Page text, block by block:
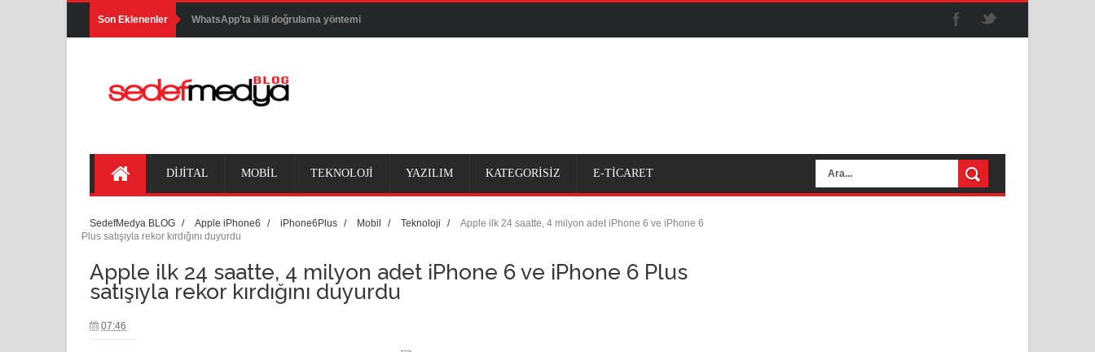
Son Eklenenler WhatsApp'ta ikili doğrulama yöntemi
İnstagram'da bir yeni özellik daha
WhatsApp'ta şifre dönemi başlıyor
Google'dan WhatsApp'ın pabucunu dama atacak uygulama!
Twitter kendisini yeniliyor
Snapchat'ın özelliği artık Instagram'da da var
DİJİTAL MOBİL TEKNOLOJİ YAZILIM KATEGORİSİZ E-TİCARET
SedefMedya BLOG / Apple iPhone6 / iPhone6Plus / Mobil / Teknoloji /
Apple ilk 24 saatte, 4 milyon adet iPhone 6 ve iPhone 6
Plus satışıyla rekor kırdığını duyurdu
Apple ilk 24 saatte, 4 milyon adet iPhone 6 ve iPhone 6 Plus
satışıyla rekor kırdığını duyurdu
07:46